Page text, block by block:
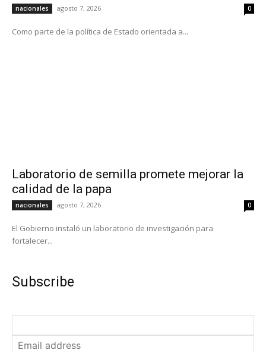
nacionales agosto 7, 2026 0
Como parte de la política de Estado orientada a...
Laboratorio de semilla promete mejorar la
calidad de la papa
nacionales agosto 7, 2026 0
El Gobierno instaló un laboratorio de investigación para
fortalecer...
Subscribe